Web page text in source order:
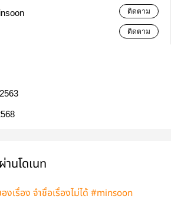
ติดตาม
ติดตาม
านโดเนท
งเรื่อง จำชื่อเรื่องไม่ได้ #minsoon